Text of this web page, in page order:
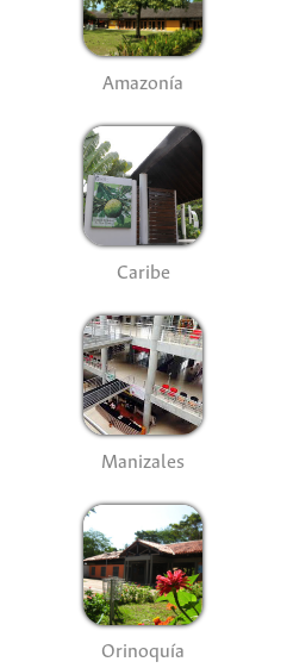
Amazonía
Caribe
Manizales
Orinoquía